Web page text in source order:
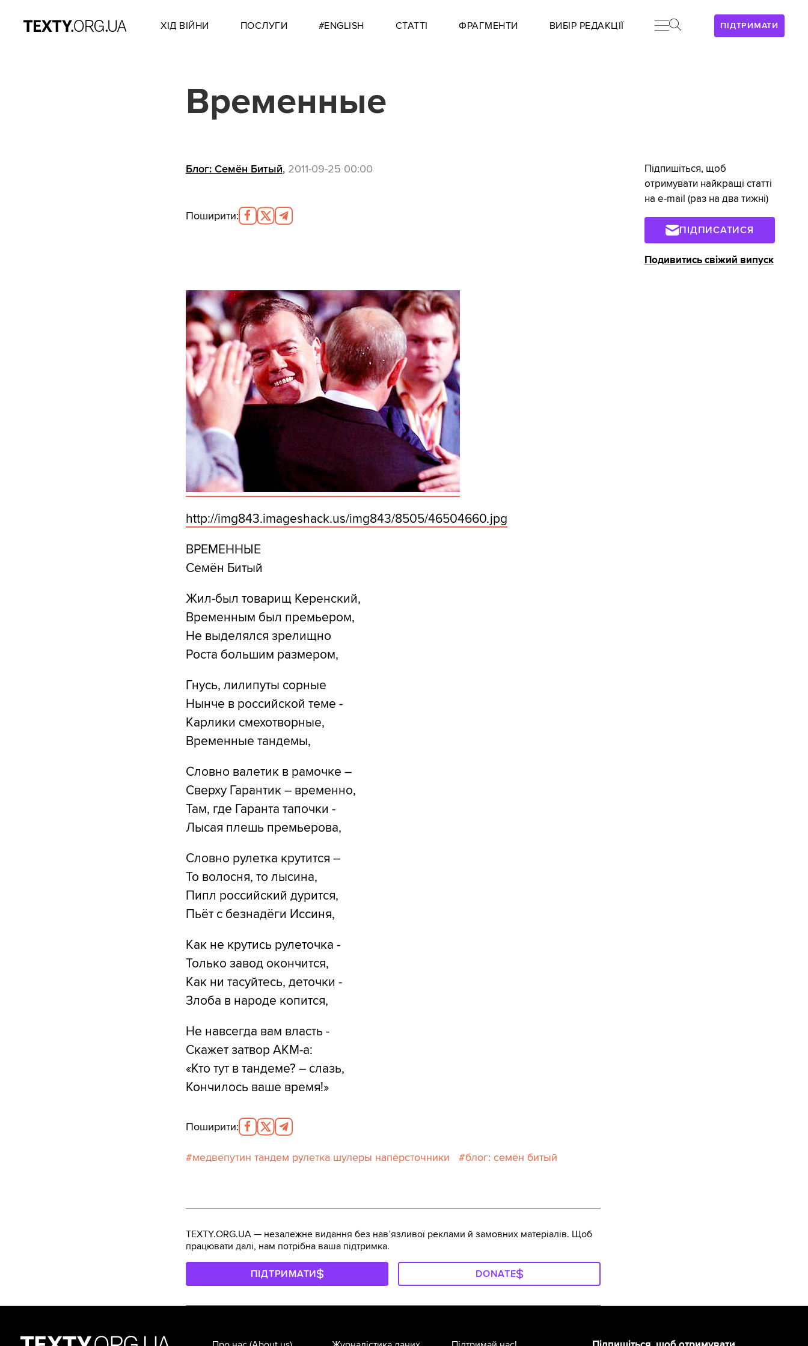
ПІДТРИМАТИ
ХІД ВІЙНИ ПОСЛУГИ #ENGLISH СТАТТІ ФРАГМЕНТИ ВИБІР РЕДАКЦІЇ
Временные
Блог: Семён Битый, 2011-09-25 00:00
Поширити:
http://img843.imageshack.us/img843/8505/46504660.jpg
ВРЕМЕННЫЕ
Семён Битый
Жил-был товарищ Керенский,
Временным был премьером,
Не выделялся зрелищно
Роста большим размером,
Гнусь, лилипуты сорные
Нынче в российской теме -
Карлики смехотворные,
Временные тандемы,
Словно валетик в рамочке –
Сверху Гарантик – временно,
Там, где Гаранта тапочки -
Лысая плешь премьерова,
Словно рулетка крутится –
То волосня, то лысина,
Пипл российский дурится,
Пьёт с безнадёги Иссиня,
Как не крутись рулеточка -
Только завод окончится,
Как ни тасуйтесь, деточки -
Злоба в народе копится,
Не навсегда вам власть -
Скажет затвор АКМ-а:
«Кто тут в тандеме? – слазь,
Кончилось ваше время!»
Поширити:
медвепутин тандем рулетка шулеры напёрсточники блог: семён битый
Підпишіться, щоб
отримувати найкращі статті
на e-mail (раз на два тижні)
ПІДПИСАТИСЯ
Подивитись свіжий випуск
TEXTY.ORG.UA — незалежне видання без навʼязливої реклами й замовних матеріалів. Щоб
працювати далі, нам потрібна ваша підтримка.
ПІДТРИМАТИ DONATE